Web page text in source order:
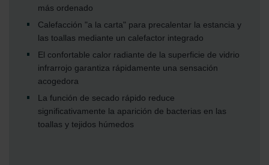
más ordenado
Calefacción "a la carta" para precalentar la estancia y
las toallas mediante un calefactor integrado
El confortable calor radiante de la superficie de vidrio
infrarrojo garantiza rápidamente una sensación
acogedora
La función de secado rápido reduce
significativamente la aparición de bacterias en las
toallas y tejidos húmedos